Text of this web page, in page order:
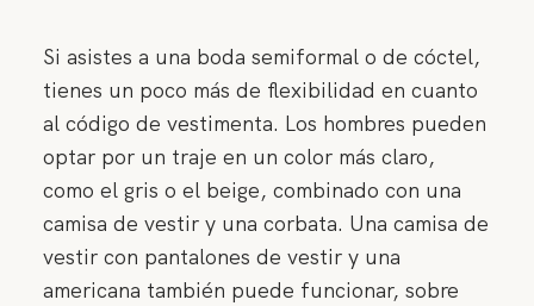
Si asistes a una boda semiformal o de cóctel,
tienes un poco más de flexibilidad en cuanto
al código de vestimenta. Los hombres pueden
optar por un traje en un color más claro,
como el gris o el beige, combinado con una
camisa de vestir y una corbata. Una camisa de
vestir con pantalones de vestir y una
americana también puede funcionar, sobre